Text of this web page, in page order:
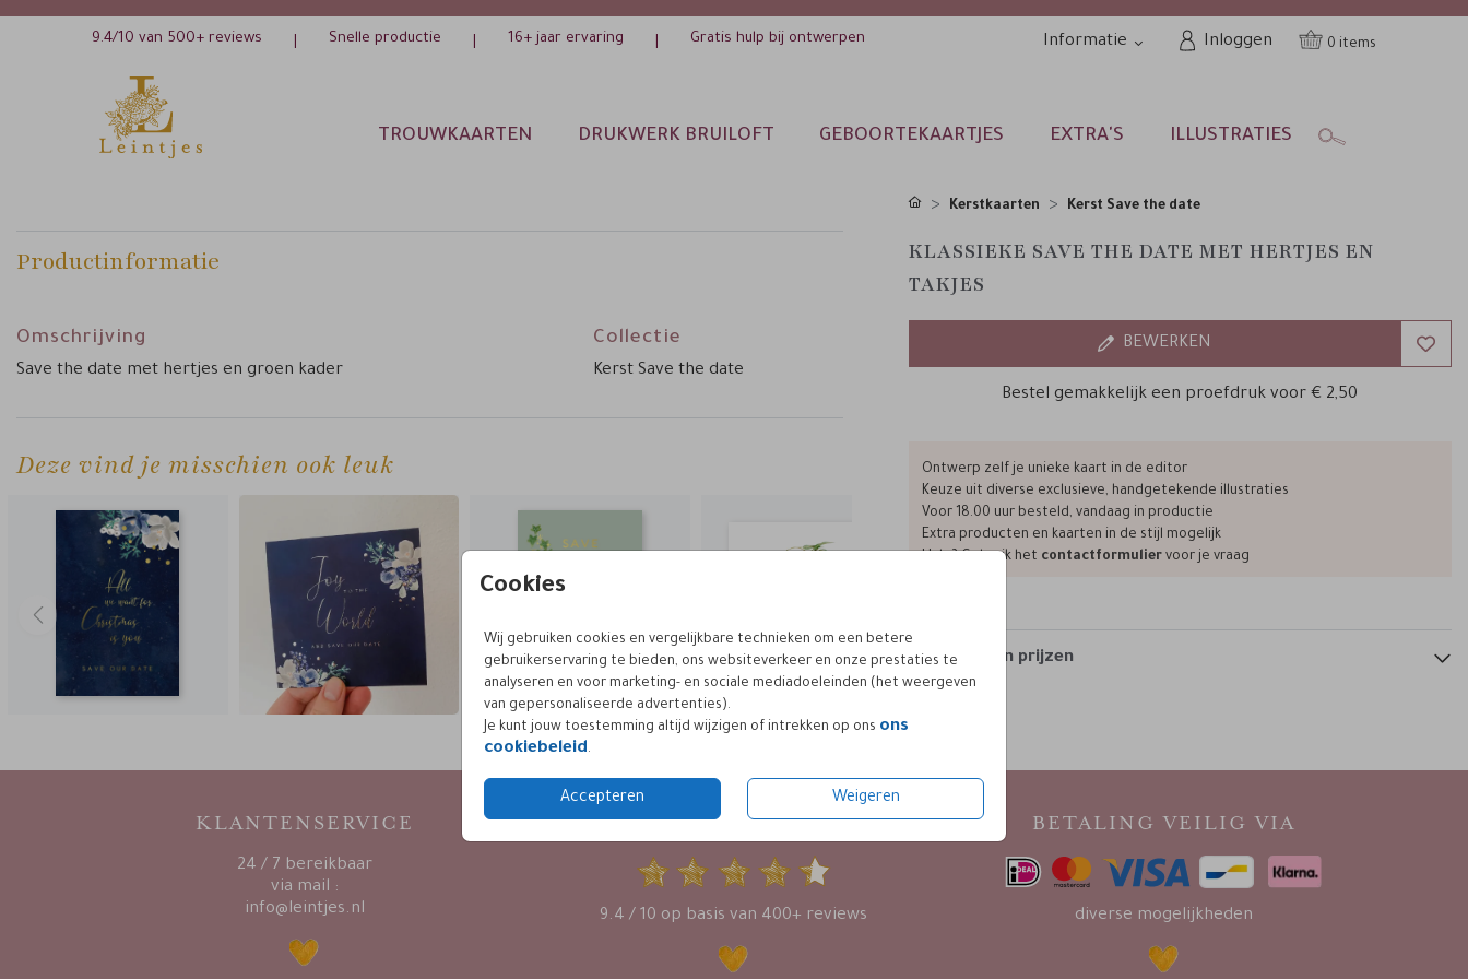
9.4/10 van 500+ reviews Snelle productie 16+ jaar ervaring Gratis hulp bij ontwerpen Informatie Inloggen 0
TROUWKAARTEN DRUKWERK BRUILOFT GEBOORTEKAARTJES EXTRA'S ILLUSTRATIES
Cookies
Wij gebruiken cookies en vergelijkbare technieken om een betere
gebruikerservaring te bieden, ons websiteverkeer en onze prestaties te
analyseren en voor marketing- en sociale mediadoeleinden (het weergeven
van gepersonaliseerde advertenties).
Je kunt jouw toestemming altijd wijzigen of intrekken op ons ons
cookiebeleid.
Accepteren Weigeren
Productinformatie
Omschrijving
Save the date met hertjes en groen kader
Collectie
Kerst Save the date
Deze vind je misschien ook leuk
Kerstkaarten Kerst Save the date
KLASSIEKE SAVE THE DATE MET HERTJES EN
TAKJES
BEWERKEN
Bestel gemakkelijk een proefdruk voor€ 2,50
Ontwerp zelf je unieke kaart in de editor
Keuze uit diverse exclusieve, handgetekende illustraties
Voor 18.00 uur besteld, vandaag in productie
Extra producten en kaarten in de stijl mogelijk
Hulp? Gebruik het contactformuliervoor je vraag
Formaten en prijzen
KLANTENSERVICE
24 / 7 bereikbaar
via mail :
info@leintjes.nl
KLANTWAARDERING
9.4 / 10 op basis van 400+ reviews
BETALING VEILIG VIA
diverse mogelijkheden